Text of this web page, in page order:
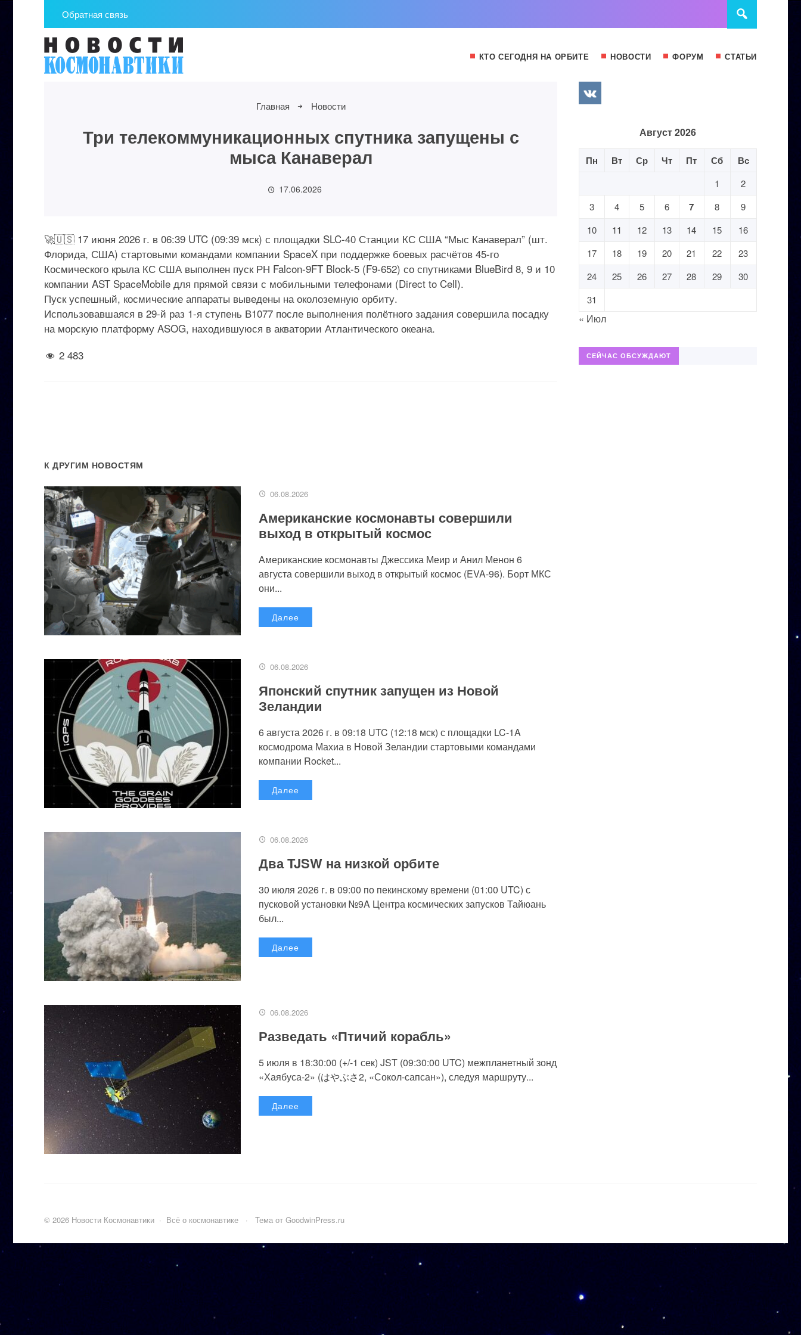
Обратная связь
КТО СЕГОДНЯ НА ОРБИТЕ НОВОСТИ ФОРУМ СТАТЬИ
Главная Новости
Три телекоммуникационных спутника запущены с
мыса Канаверал
17.06.2026
🚀🇺🇸 17 июня 2026 г. в 06:39 UTC (09:39 мск) с площадки SLC-40 Станции КС США “Мыс Канаверал” (шт.
Флорида, США) стартовыми командами компании SpaceX при поддержке боевых расчётов 45-го
Космического крыла КС США выполнен пуск РН Falcon-9FT Block-5 (F9-652) со спутниками BlueBird 8, 9 и 10
компании AST SpaceMobile для прямой связи с мобильными телефонами (Direct to Cell).
Пуск успешный, космические аппараты выведены на околоземную орбиту.
Использовавшаяся в 29-й раз 1-я ступень В1077 после выполнения полётного задания совершила посадку
на морскую платформу ASOG, находившуюся в акватории Атлантического океана.
2 483
К ДРУГИМ НОВОСТЯМ
06.08.2026
Американские космонавты совершили
выход в открытый космос
Американские космонавты Джессика Меир и Анил Менон 6
августа совершили выход в открытый космос (EVA-96). Борт МКС
они...
Далее
06.08.2026
Японский спутник запущен из Новой
Зеландии
6 августа 2026 г. в 09:18 UTC (12:18 мск) с площадки LC-1A
космодрома Махиа в Новой Зеландии стартовыми командами
компании Rocket...
Далее
06.08.2026
Два TJSW на низкой орбите
30 июля 2026 г. в 09:00 по пекинскому времени (01:00 UTC) с
пусковой установки №9A Центра космических запусков Тайюань
был...
Далее
06.08.2026
Разведать «Птичий корабль»
5 июля в 18:30:00 (+/-1 сек) JST (09:30:00 UTC) межпланетный зонд
«Хаябуса-2» (はやぶさ2, «Сокол-сапсан»), следуя маршруту...
Далее
Август 2026
Пн Вт Ср Чт Пт Сб Вс
1
2
3
4 5 6 7 8
9
10
11 12 13 14 15
16
17
18 19 20 21 22
23
24
25 26 27 28 29
30
31
« Июл
СЕЙЧАС ОБСУЖДАЮТ
© 2026 Новости Космонавтики · Всё о космонавтике · Тема от GoodwinPress.ru